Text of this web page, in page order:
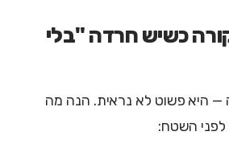
כשיש חרדה "בלי
— היא פשוט לא נראית. הנה מה
השטח: